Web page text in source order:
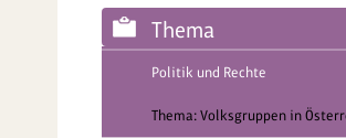
Thema
Politik und Rechte
Thema: Volksgruppen in